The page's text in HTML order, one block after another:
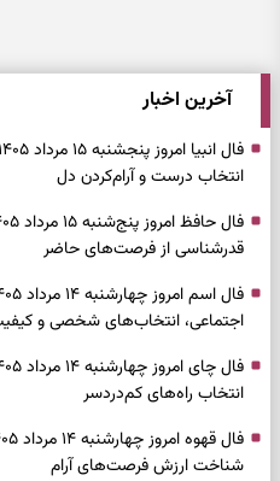
آخرین اخبار
انتخاب درست و آرام‌کردن دل
قدرشناسی از فرصت‌های حاضر
اجتماعی، انتخاب‌های شخصی و
انتخاب راه‌های کم‌دردسر
شناخت ارزش فرصت‌های آرام